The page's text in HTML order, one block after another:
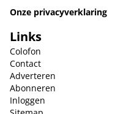
Onze privacyverklaring
Links
Colofon
Contact
Adverteren
Abonneren
Inloggen